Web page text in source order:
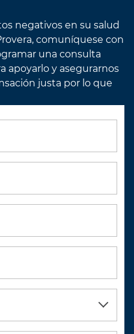
negativos en su salud
comuníquese con
una consulta
apoyarlo y asegurarnos
justa por lo que